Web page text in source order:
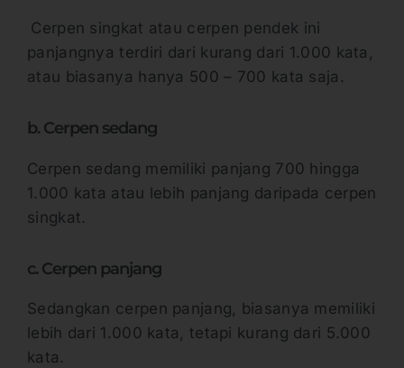
Cerpen singkat atau cerpen pendek ini
panjangnya terdiri dari kurang dari 1.000 kata,
atau biasanya hanya 500 – 700 kata saja.
b. Cerpen sedang
Cerpen sedang memiliki panjang 700 hingga
1.000 kata atau lebih panjang daripada cerpen
singkat.
c. Cerpen panjang
Sedangkan cerpen panjang, biasanya memiliki
lebih dari 1.000 kata, tetapi kurang dari 5.000
kata.